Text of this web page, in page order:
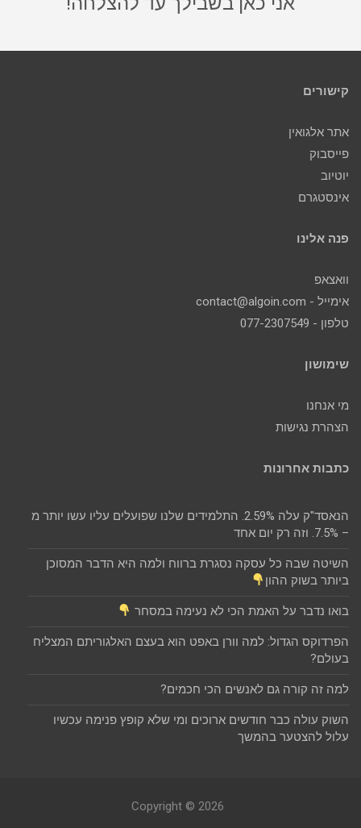
קישורים
אתר אלגואין
פייסבוק
יוטיוב
אינסטגרם
פנה אלינו
וואצאפ
אימייל - contact@algoin.com
טלפון - 077-2307549
שימושון
מי אנחנו
הצהרת נגישות
כתבות אחרונות
הנאסד"ק עלה 2.59%. התלמידים שלנו שפועלים עליו עשו יותר מ
– 7.5%. וזה רק יום אחד
השיטה שבה כל עסקה נסגרת ברווח ולמה היא הדבר המסוכן
ביותר בשוק ההון
בואו נדבר על האמת הכי לא נעימה במסחר
הפרדוקס הגדול: למה וורן באפט הוא בעצם האלגוריתם המצליח
בעולם?
למה זה קורה גם לאנשים הכי חכמים?
השוק עולה כבר חודשים ארוכים ומי שלא קופץ פנימה עכשיו
עלול להצטער בהמשך
Copyright © 2026